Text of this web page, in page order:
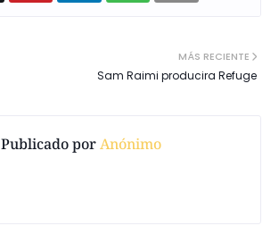
MÁS RECIENTE
Sam Raimi producira Refuge
Publicado porAnónimo